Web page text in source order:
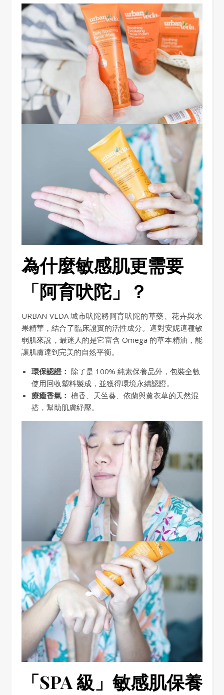
為什麼敏感肌更需要
「阿育吠陀」？
URBAN VEDA 城市吠陀將阿育吠陀的草藥、花卉與水
果精華，結合了臨床證實的活性成分。這對安妮這種敏
弱肌來說，最迷人的是它富含 Omega 的草本精油，能
讓肌膚達到完美的自然平衡。
環保認證： 除了是 100% 純素保養品外，包裝全數
使用回收塑料製成，並獲得環境永續認證。
療癒香氣： 檀香、天竺葵、依蘭與薰衣草的天然混
搭，幫助肌膚紓壓。
「SPA 級」敏感肌保養